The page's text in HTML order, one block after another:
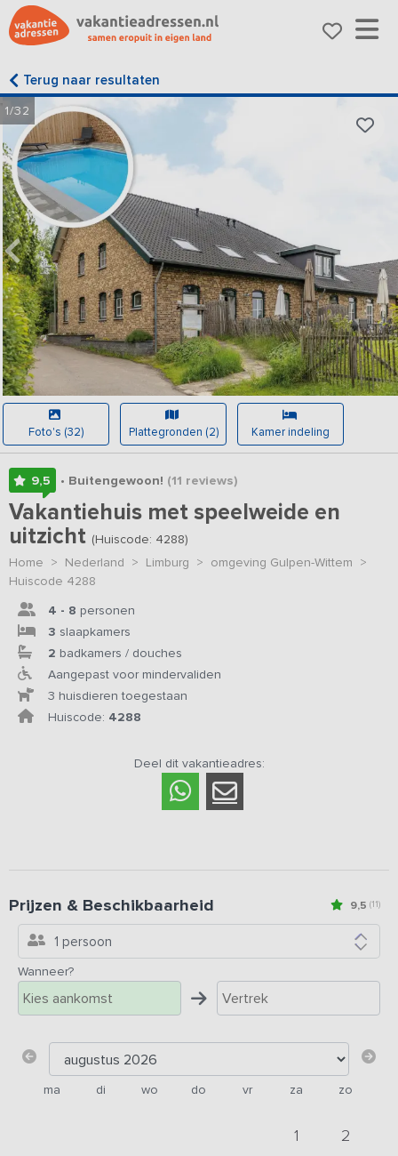
Terug naar resultaten
1/32
Foto's (32) Plattegronden (2) Kamer indeling
9,5 • Buitengewoon! (11 reviews)
Vakantiehuis met speelweide en
uitzicht (Huiscode: 4288)
Home > Nederland > Limburg > omgeving Gulpen-Wittem >
Huiscode 4288
4 - 8 personen
3 slaapkamers
2 badkamers / douches
Aangepast voor mindervaliden
3 huisdieren toegestaan
Huiscode: 4288
Deel dit vakantieadres:
9,5 (11)
Prijzen & Beschikbaarheid
1 persoon
Wanneer?
ma di wo do vr za zo
1 2